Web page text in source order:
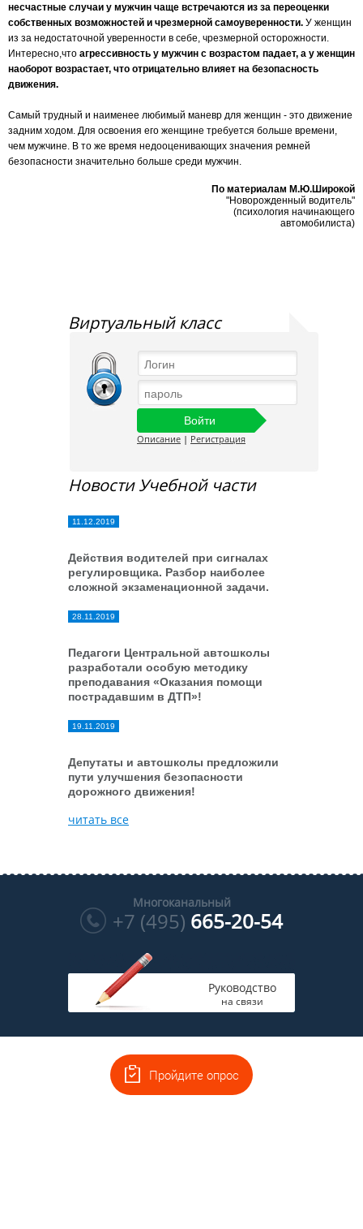
несчастные случаи у мужчин чаще встречаются из за переоценки
собственных возможностей и чрезмерной самоуверенности. У женщин
из за недостаточной уверенности в себе, чрезмерной осторожности.
Интересно,что агрессивность у мужчин с возрастом падает, а у женщин
наоборот возрастает, что отрицательно влияет на безопасность
движения.
Самый трудный и наименее любимый маневр для женщин - это движение
задним ходом. Для освоения его женщине требуется больше времени,
чем мужчине. В то же время недооценивающих значения ремней
безопасности значительно больше среди мужчин.
По материалам М.Ю.Широкой
"Новорожденный водитель"
(психология начинающего
автомобилиста)
Виртуальный класс
Описание | Регистрация
Новости Учебной части
11.12.2019
Действия водителей при сигналах
регулировщика. Разбор наиболее
сложной экзаменационной задачи.
28.11.2019
Педагоги Центральной автошколы
разработали особую методику
преподавания «Оказания помощи
пострадавшим в ДТП»!
19.11.2019
Депутаты и автошколы предложили
пути улучшения безопасности
дорожного движения!
читать все
Многоканальный
+7 (495) 665-20-54
Руководство
на связи
Пройдите опрос